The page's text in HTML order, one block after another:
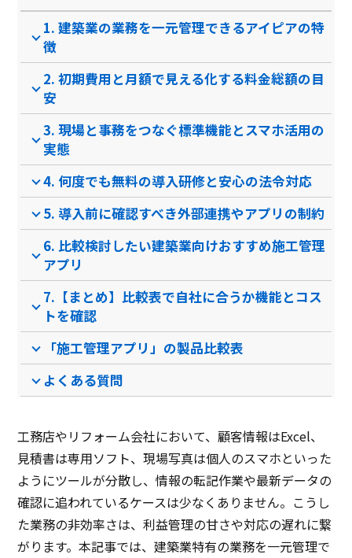
送信取り消し
BIMモデル閲覧
チャット機能
BPO機能
入退場管理
電子受発注機能
原価計算機能
地図登録
製品名
サービス資料
ソフト種別
eYACHO
資料ダウンロード
クラウド型ソフト
資料ダウンロード
クラウド型ソフト クラ
1. 建築業の業務を一元管理できるアイピアの特
徴
2. 初期費用と月額で見える化する料金総額の目
安
3. 現場と事務をつなぐ標準機能とスマホ活用の
実態
4. 何度でも無料の導入研修と安心の法令対応
5. 導入前に確認すべき外部連携やアプリの制約
6. 比較検討したい建築業向けおすすめ施工管理
アプリ
7.【まとめ】比較表で自社に合うか機能とコス
トを確認
「施工管理アプリ」の製品比較表
よくある質問
工務店やリフォーム会社において、顧客情報はExcel、
見積書は専用ソフト、現場写真は個人のスマホといった
ようにツールが分散し、情報の転記作業や最新データの
確認に追われているケースは少なくありません。こうし
た業務の非効率さは、利益管理の甘さや対応の遅れに繋
がります。本記事では、建築業特有の業務を一元管理で